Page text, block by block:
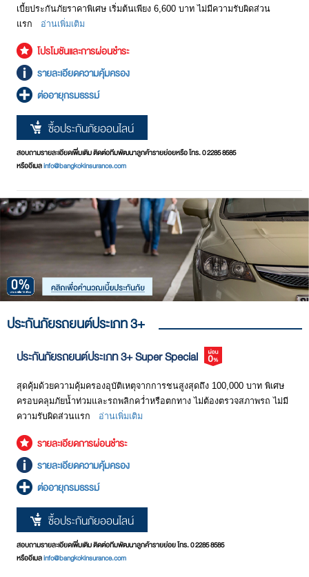
เบี้ยประกันภัยราคาพิเศษ เริ่มต้นเพียง 6,600 บาท ไม่มีความรับผิดส่วน
แรก
อ่านเพิ่มเติม
โปรโมชันและการผ่อนชำระ
รายละเอียดความคุ้มครอง
ต่ออายุกรมธรรม์
ซื้อประกันภัยออนไลน์
สอบถามรายละเอียดเพิ่มเติม ติดต่อทีมพัฒนาลูกค้ารายย่อยหรือ โทร. 0 2285 8585
หรืออีเมลinfo@bangkokinsurance.com
ประกันภัยรถยนต์ประเภท 3+
ประกันภัยรถยนต์ประเภท 3+ Super Special
สุดคุ้มด้วยความคุ้มครองอุบัติเหตุจากการชนสูงสุดถึง 100,000 บาท พิเศษ
ครอบคลุมภัยน้ำท่วมและรถพลิกคว่ำหรือตกทาง ไม่ต้องตรวจสภาพรถ ไม่มี
ความรับผิดส่วนแรก
อ่านเพิ่มเติม
รายละเอียดการผ่อนชำระ
รายละเอียดความคุ้มครอง
ต่ออายุกรมธรรม์
ซื้อประกันภัยออนไลน์
สอบถามรายละเอียดเพิ่มเติม ติดต่อทีมพัฒนาลูกค้ารายย่อย โทร. 0 2285 8585
หรืออีเมลinfo@bangkokinsurance.com